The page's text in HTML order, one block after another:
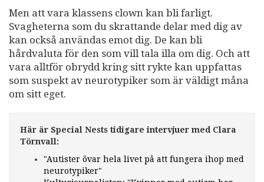
Men att vara klassens clown kan bli farligt.
Svagheterna som du skrattande delar med dig av
kan också användas emot dig. De kan bli
hårdvaluta för den som vill tala illa om dig. Och att
vara alltför obrydd kring sitt rykte kan uppfattas
som suspekt av neurotypiker som är väldigt måna
om sitt eget.
Här är Special Nests tidigare intervjuer med Clara
Törnvall:
"Autister övar hela livet på att fungera ihop med
neurotypiker"